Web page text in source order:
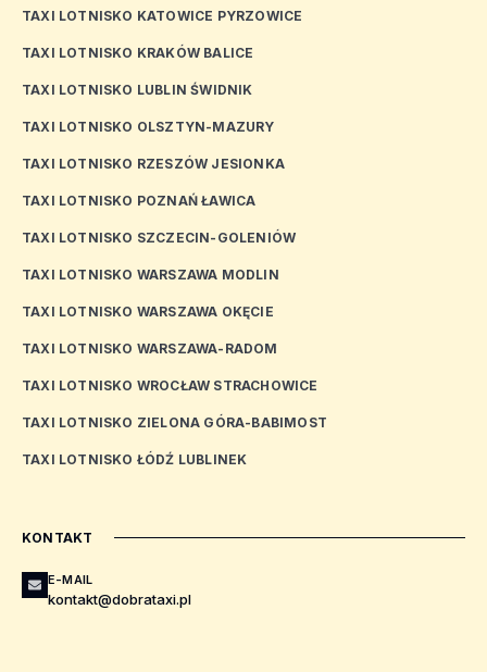
TAXI LOTNISKO KATOWICE PYRZOWICE
TAXI LOTNISKO KRAKÓW BALICE
TAXI LOTNISKO LUBLIN ŚWIDNIK
TAXI LOTNISKO OLSZTYN-MAZURY
TAXI LOTNISKO RZESZÓW JESIONKA
TAXI LOTNISKO POZNAŃ ŁAWICA
TAXI LOTNISKO SZCZECIN-GOLENIÓW
TAXI LOTNISKO WARSZAWA MODLIN
TAXI LOTNISKO WARSZAWA OKĘCIE
TAXI LOTNISKO WARSZAWA-RADOM
TAXI LOTNISKO WROCŁAW STRACHOWICE
TAXI LOTNISKO ZIELONA GÓRA-BABIMOST
TAXI LOTNISKO ŁÓDŹ LUBLINEK
KONTAKT
E-MAIL
kontakt@dobrataxi.pl